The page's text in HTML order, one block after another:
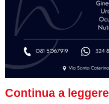
Continua a leggere